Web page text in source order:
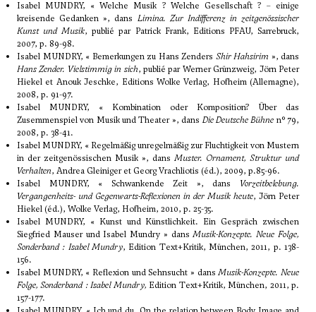
Isabel MUNDRY, « Welche Musik ? Welche Gesellschaft ? – einige
kreisende Gedanken », dans Limina. Zur Indifferenz in zeitgenössischer
Kunst und Musik, publié par Patrick Frank, Editions PFAU, Sarrebruck,
2007, p. 89-98.
Isabel MUNDRY, « Bemerkungen zu Hans Zenders Shir Hahsirim », dans
Hans Zender. Vielstimmig in sich, publié par Werner Grünzweig, Jörn Peter
Hiekel et Anouk Jeschke, Editions Wolke Verlag, Hofheim (Allemagne),
2008, p. 91-97.
Isabel MUNDRY, « Kombination oder Komposition? Über das
Zusemmenspiel von Musik und Theater », dans Die Deutsche Bühne n° 79,
2008, p. 38-41.
Isabel MUNDRY, « Regelmäßig unregelmäßig zur Fluchtigkeit von Mustern
in der zeitgenössischen Musik », dans Muster. Ornament, Struktur und
Verhalten, Andrea Gleiniger et Georg Vrachliotis (éd.), 2009, p.85-96.
Isabel MUNDRY, « Schwankende Zeit », dans Vorzeitbelebung.
Vergangenheits- und Gegenwarts-Reflexionen in der Musik heute, Jörn Peter
Hiekel (éd.), Wolke Verlag, Hofheim, 2010, p. 25-35.
Isabel MUNDRY, « Kunst und Künstlichkeit. Ein Gespräch zwischen
Siegfried Mauser und Isabel Mundry » dansMusik-Konzepte. Neue Folge,
Sonderband : Isabel Mundry, Edition Text+Kritik, München, 2011, p. 138-
156.
Isabel MUNDRY, « Reflexion und Sehnsucht » dansMusik-Konzepte. Neue
Folge, Sonderband : Isabel Mundry, Edition Text+Kritik, München, 2011, p.
157-177.